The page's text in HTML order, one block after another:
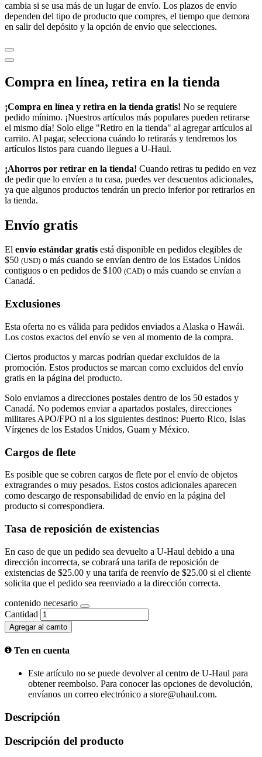
cambia si se usa más de un lugar de envío. Los plazos de envío
dependen del tipo de producto que compres, el tiempo que demora
en salir del depósito y la opción de envío que selecciones.
Compra en línea, retira en la tienda
¡Compra en línea y retira en la tienda gratis! No se requiere
pedido mínimo. ¡Nuestros artículos más populares pueden retirarse
el mismo día! Solo elige "Retiro en la tienda" al agregar artículos al
carrito. Al pagar, selecciona cuándo lo retirarás y tendremos los
artículos listos para cuando llegues a U-Haul.
¡Ahorros por retirar en la tienda! Cuando retiras tu pedido en vez
de pedir que lo envíen a tu casa, puedes ver descuentos adicionales,
ya que algunos productos tendrán un precio inferior por retirarlos en
la tienda.
Envío gratis
El envío estándar gratis está disponible en pedidos elegibles de
$50 (USD) o más cuando se envían dentro de los Estados Unidos
contiguos o en pedidos de $100 (CAD) o más cuando se envían a
Canadá.
Exclusiones
Esta oferta no es válida para pedidos enviados a Alaska o Hawái.
Los costos exactos del envío se ven al momento de la compra.
Ciertos productos y marcas podrían quedar excluidos de la
promoción. Estos productos se marcan como excluidos del envío
gratis en la página del producto.
Solo enviamos a direcciones postales dentro de los 50 estados y
Canadá. No podemos enviar a apartados postales, direcciones
militares APO/FPO ni a los siguientes destinos: Puerto Rico, Islas
Vírgenes de los Estados Unidos, Guam y México.
Cargos de flete
Es posible que se cobren cargos de flete por el envío de objetos
extragrandes o muy pesados. Estos costos adicionales aparecen
como descargo de responsabilidad de envío en la página del
producto si correspondiera.
Tasa de reposición de existencias
En caso de que un pedido sea devuelto a U-Haul debido a una
dirección incorrecta, se cobrará una tarifa de reposición de
existencias de $25.00 y una tarifa de reenvío de $25.00 si el cliente
solicita que el pedido sea reenviado a la dirección correcta.
contenido necesario
Cantidad
Agregar al carrito
Ten en cuenta
Este artículo no se puede devolver al centro de U-Haul para
obtener reembolso. Para conocer las opciones de devolución,
envíanos un correo electrónico a store@uhaul.com.
Descripción
Descripción del producto